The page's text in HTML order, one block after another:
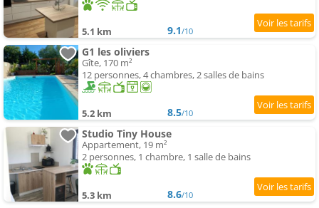
5.1 km 9.1/10
G1 les oliviers
Gîte, 170 m²
12 personnes, 4 chambres, 2 salles de bains
5.2 km 8.5/10
Studio Tiny House
Appartement, 19 m²
2 personnes, 1 chambre, 1 salle de bains
5.3 km 8.6/10